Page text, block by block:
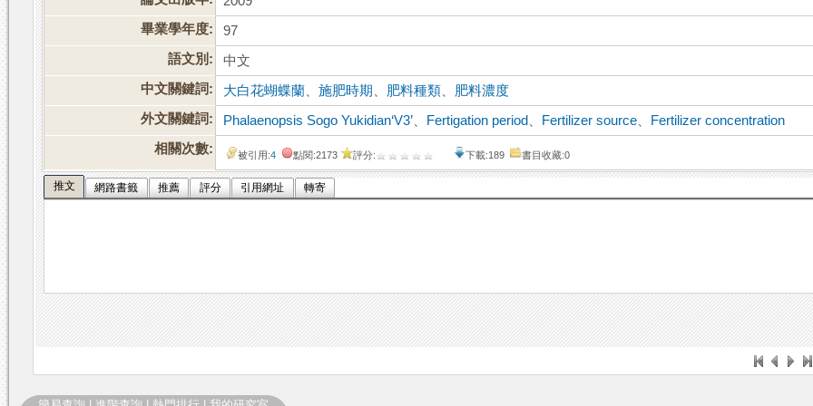
畢業學年度:
97
語文別:
中文
中文關鍵詞:
大白花蝴蝶蘭 、施肥時期 肥料種類
肥料濃度
外文關鍵詞:
Phalaenopsis Sogo Yukidian‘V3’ Fertigation period Fertilizer source
Fertilizer concentration
相關次數:
被引用:4 點閱:2173 評分: 下載:189 書目收藏:0
推文 網路書籤 推薦 評分 引用網址 轉寄